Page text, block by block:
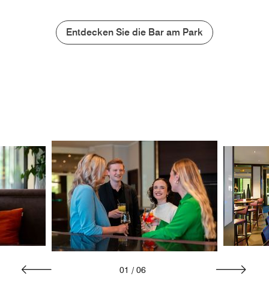
Entdecken Sie die Bar am Park
01 / 06